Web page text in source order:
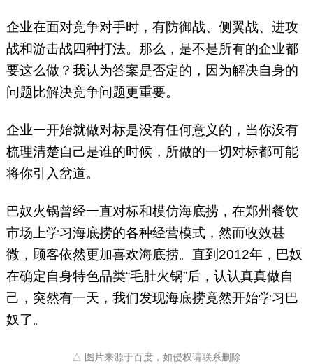
企业在面对竞争对手时，有防御战、侧翼战、进攻
战和游击战四种打法。那么，是不是所有的企业都
要这么做？我认为答案是否定的，因为解决自身的
问题比解决竞争问题更重要。
企业一开始就做对标是没有任何意义的，当你没有
梳理清楚自己是谁的时候，所做的一切对标都可能
将你引入岔道。
巴奴火锅曾经一直对标和模仿海底捞，在郑州餐饮
市场上学习海底捞的各种经营模式，然而收效甚
微，顾客依然更加喜欢海底捞。直到2012年，巴奴
在确定自身特色品类“毛肚火锅”后，认认真真做自
己，突然有一天，我们发现海底捞竟然开始学习巴
奴了。
△ 图片来源于百度，如侵权请联系删除